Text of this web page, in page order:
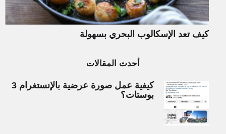
كيف تعد الإسكالوب البحري بسهولة
أحدث المقالات
كيفية عمل صورة عرضية بالإنستغرام 3
بوستات؟